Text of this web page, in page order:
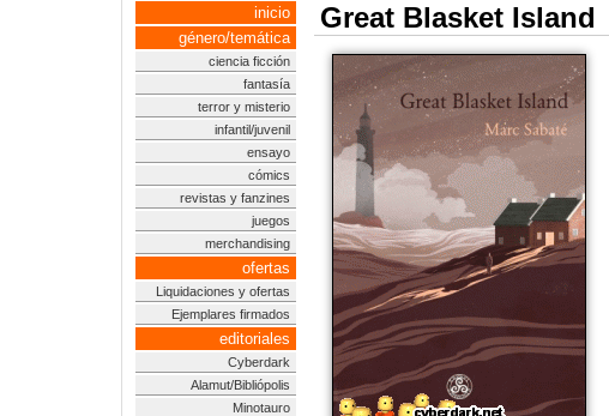
inicio
género/temática
ciencia ficción
fantasía
terror y misterio
infantil/juvenil
ensayo
cómics
revistas y fanzines
juegos
merchandising
ofertas
Liquidaciones y ofertas
Ejemplares firmados
editoriales
Cyberdark
Alamut/Bibliópolis
Minotauro
Great Blasket Island